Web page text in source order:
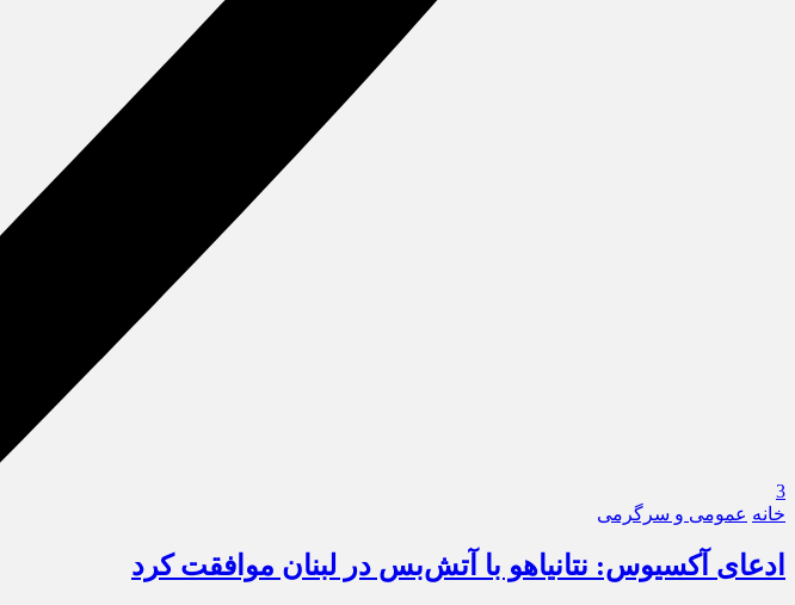
3
خانه عمومی و سرگرمی
ادعای آکسیوس: نتانیاهو با آتش‌بس در لبنان موافقت کرد